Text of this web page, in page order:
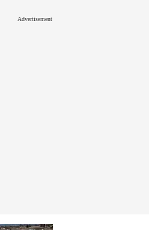
Advertisement